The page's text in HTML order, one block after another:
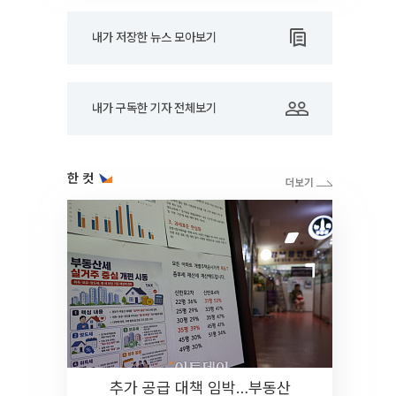
내가 저장한 뉴스 모아보기
내가 구독한 기자 전체보기
한 컷
추가 공급 대책 임박…부동산